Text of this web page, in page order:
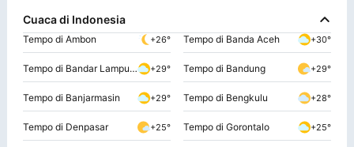
Cuaca di Indonesia
Tempo di Ambon +26° Tempo di Banda Aceh +30°
Tempo di Bandar Lampung +29° Tempo di Bandung +29°
Tempo di Banjarmasin +29° Tempo di Bengkulu +28°
Tempo di Denpasar +25° Tempo di Gorontalo +25°